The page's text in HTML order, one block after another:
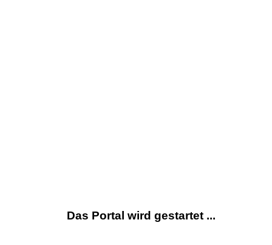
Das Portal wird gestartet ...